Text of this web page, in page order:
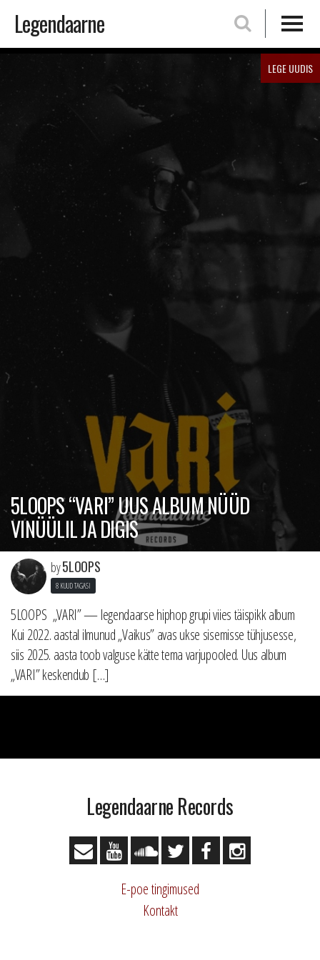
Skip
content
Legendaarne
LEGE UUDIS
5LOOPS “VARI” UUS ALBUM NÜÜD
VINÜÜLIL JA DIGIS
by5LOOPS
8 KUUD TAGASI
5LOOPS „VARI” — legendaarse hiphop grupi viies täispikk album
Kui 2022. aastal ilmunud „Vaikus” avas ukse sisemisse tühjusesse,
siis 2025. aasta toob valguse kätte tema varjupooled. Uus album
„VARI” keskendub […]
Legendaarne Records
E-poe tingimused
Kontakt